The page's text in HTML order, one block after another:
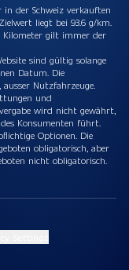
in der Schweiz verkauften
liegt bei 93.6 g/km.
Kilometer gilt immer der
sind gültig solange
Datum. Die
ausser Nutzfahrzeuge.
und
wird nicht gewährt,
Konsumenten führt.
Optionen. Die
obligatorisch, aber
nicht obligatorisch.